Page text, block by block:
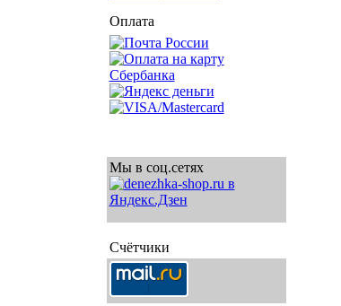
Оплата
Мы в соц.сетях
Счётчики